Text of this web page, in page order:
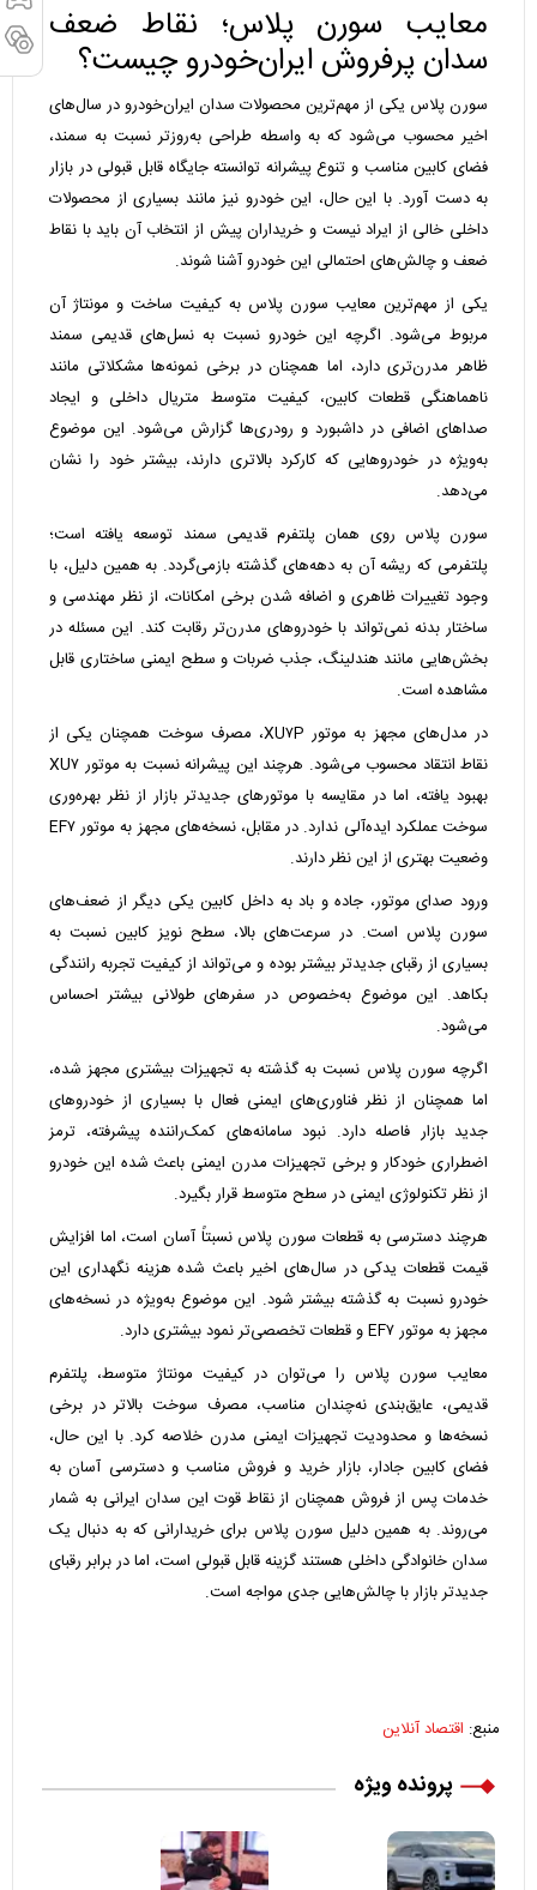
معایب سورن پلاس؛ نقاط ضعف
سدان پرفروش ایران‌خودرو چیست؟
سورن پلاس یکی از مهم‌ترین محصولات سدان ایران‌خودرو در سال‌های
اخیر محسوب می‌شود که به واسطه طراحی به‌روزتر نسبت به سمند،
فضای کابین مناسب و تنوع پیشرانه توانسته جایگاه قابل قبولی در بازار
به دست آورد. با این حال، این خودرو نیز مانند بسیاری از محصولات
داخلی خالی از ایراد نیست و خریداران پیش از انتخاب آن باید با نقاط
ضعف و چالش‌های احتمالی این خودرو آشنا شوند.
یکی از مهم‌ترین معایب سورن پلاس به کیفیت ساخت و مونتاژ آن
مربوط می‌شود. اگرچه این خودرو نسبت به نسل‌های قدیمی سمند
ظاهر مدرن‌تری دارد، اما همچنان در برخی نمونه‌ها مشکلاتی مانند
ناهماهنگی قطعات کابین، کیفیت متوسط متریال داخلی و ایجاد
صداهای اضافی در داشبورد و رودری‌ها گزارش می‌شود. این موضوع
به‌ویژه در خودروهایی که کارکرد بالاتری دارند، بیشتر خود را نشان
می‌دهد.
سورن پلاس روی همان پلتفرم قدیمی سمند توسعه یافته است؛
پلتفرمی که ریشه آن به دهه‌های گذشته بازمی‌گردد. به همین دلیل، با
وجود تغییرات ظاهری و اضافه شدن برخی امکانات، از نظر مهندسی و
ساختار بدنه نمی‌تواند با خودروهای مدرن‌تر رقابت کند. این مسئله در
بخش‌هایی مانند هندلینگ، جذب ضربات و سطح ایمنی ساختاری قابل
مشاهده است.
در مدل‌های مجهز به موتور XU۷P، مصرف سوخت همچنان یکی از
نقاط انتقاد محسوب می‌شود. هرچند این پیشرانه نسبت به موتور XU۷
بهبود یافته، اما در مقایسه با موتورهای جدیدتر بازار از نظر بهره‌وری
سوخت عملکرد ایده‌آلی ندارد. در مقابل، نسخه‌های مجهز به موتور EF۷
وضعیت بهتری از این نظر دارند.
ورود صدای موتور، جاده و باد به داخل کابین یکی دیگر از ضعف‌های
سورن پلاس است. در سرعت‌های بالا، سطح نویز کابین نسبت به
بسیاری از رقبای جدیدتر بیشتر بوده و می‌تواند از کیفیت تجربه رانندگی
بکاهد. این موضوع به‌خصوص در سفرهای طولانی بیشتر احساس
می‌شود.
اگرچه سورن پلاس نسبت به گذشته به تجهیزات بیشتری مجهز شده،
اما همچنان از نظر فناوری‌های ایمنی فعال با بسیاری از خودروهای
جدید بازار فاصله دارد. نبود سامانه‌های کمک‌راننده پیشرفته، ترمز
اضطراری خودکار و برخی تجهیزات مدرن ایمنی باعث شده این خودرو
از نظر تکنولوژی ایمنی در سطح متوسط قرار بگیرد.
هرچند دسترسی به قطعات سورن پلاس نسبتاً آسان است، اما افزایش
قیمت قطعات یدکی در سال‌های اخیر باعث شده هزینه نگهداری این
خودرو نسبت به گذشته بیشتر شود. این موضوع به‌ویژه در نسخه‌های
مجهز به موتور EF۷ و قطعات تخصصی‌تر نمود بیشتری دارد.
معایب سورن پلاس را می‌توان در کیفیت مونتاژ متوسط، پلتفرم
قدیمی، عایق‌بندی نه‌چندان مناسب، مصرف سوخت بالاتر در برخی
نسخه‌ها و محدودیت تجهیزات ایمنی مدرن خلاصه کرد. با این حال،
فضای کابین جادار، بازار خرید و فروش مناسب و دسترسی آسان به
خدمات پس از فروش همچنان از نقاط قوت این سدان ایرانی به شمار
می‌روند. به همین دلیل سورن پلاس برای خریدارانی که به دنبال یک
سدان خانوادگی داخلی هستند گزینه قابل قبولی است، اما در برابر رقبای
جدیدتر بازار با چالش‌هایی جدی مواجه است.
منبع: اقتصاد آنلاین
پرونده ویژه